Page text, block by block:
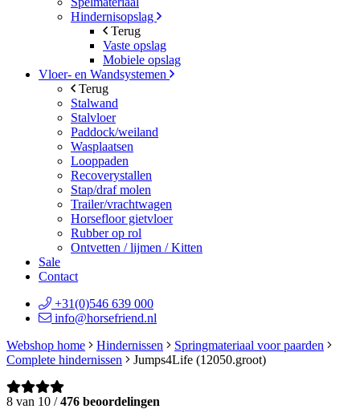
Hindernisopslag
Terug
Vaste opslag
Mobiele opslag
Vloer- en Wandsystemen
Terug
Stalwand
Stalvloer
Paddock/weiland
Wasplaatsen
Looppaden
Recoverystallen
Stap/draf molen
Trailer/vrachtwagen
Horsefloor gietvloer
Rubber op rol
Ontvetten / lijmen / Kitten
Sale
Contact
+31(0)546 639 000
info@horsefriend.nl
Webshop home
Hindernissen
Springmateriaal voor paarden
Complete hindernissen
Jumps4Life (12050.groot)
8 van 10 /476 beoordelingen